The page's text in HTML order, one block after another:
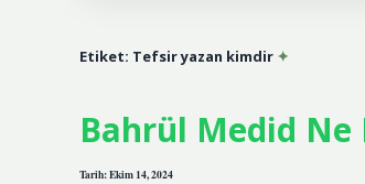
Etiket: Tefsir yazan kimdir
Bahrül Medid Ne
Tarih: Ekim 14, 2024